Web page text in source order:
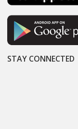
STAY CONNECTED